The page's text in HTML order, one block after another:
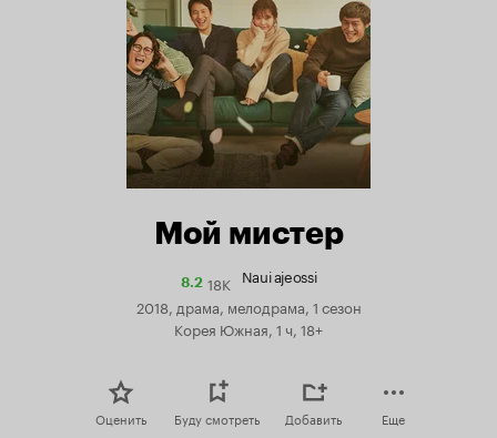
Мой мистер
8.2Рейтинг
18K Naui ajeossi
2018, драма, мелодрама, 1 сезон
Корея Южная, 1 ч, 18+
Оценить Буду смотреть Добавить Еще